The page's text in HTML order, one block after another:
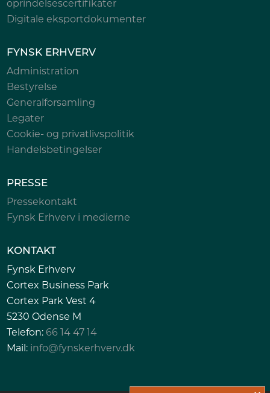
oprindelsescertifikater
Digitale eksportdokumenter
FYNSK ERHVERV
Administration
Bestyrelse
Generalforsamling
Legater
Cookie- og privatlivspolitik
Handelsbetingelser
PRESSE
Pressekontakt
Fynsk Erhverv i medierne
KONTAKT
Fynsk Erhverv
Cortex Business Park
Cortex Park Vest 4
5230 Odense M
Telefon: 66 14 47 14
Mail: info@fynskerhverv.dk